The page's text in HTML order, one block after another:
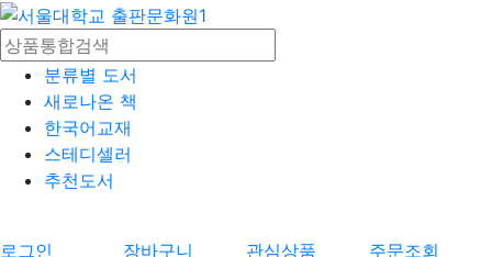
분류별 도서
새로나온 책
한국어교재
스테디셀러
추천도서
로그인 장바구니 관심상품
주문조회